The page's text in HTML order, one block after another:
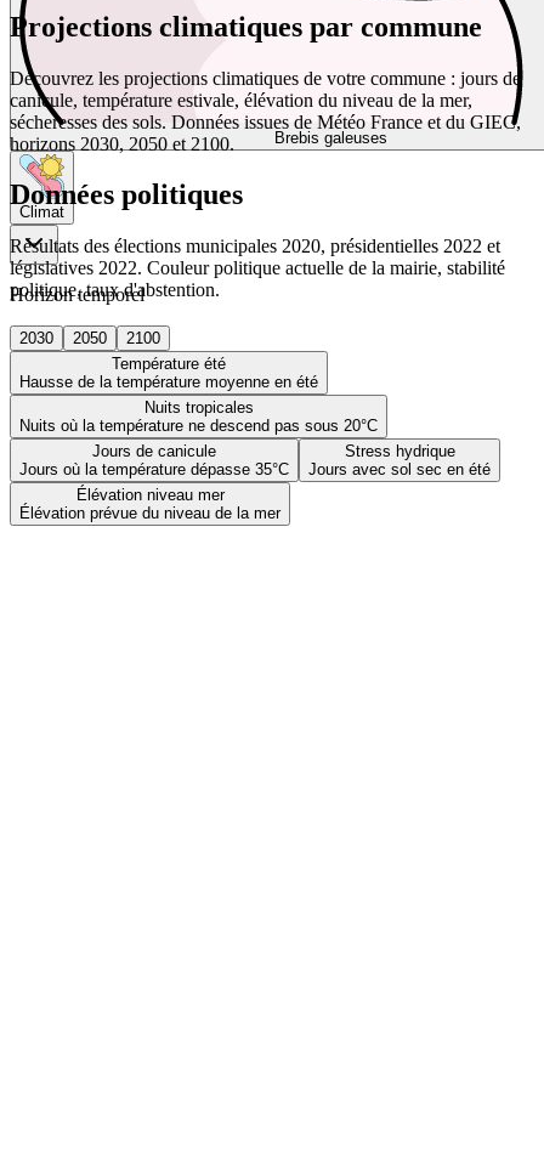
Brebis galeuses
Climat
Horizon temporel
2030 2050
2100
Température été
Hausse de la température moyenne en été
Nuits tropicales
Nuits où la température ne descend pas sous 20°C
Jours de canicule
Jours où la température dépasse 35°C
Stress hydrique
Jours avec sol sec en été
Élévation niveau mer
Élévation prévue du niveau de la mer
Projections climatiques par commune
Découvrez les projections climatiques de votre commune : jours de
canicule, température estivale, élévation du niveau de la mer,
sécheresses des sols. Données issues de Météo France et du GIEC,
horizons 2030, 2050 et 2100.
Données politiques
Résultats des élections municipales 2020, présidentielles 2022 et
législatives 2022. Couleur politique actuelle de la mairie, stabilité
politique, taux d'abstention.